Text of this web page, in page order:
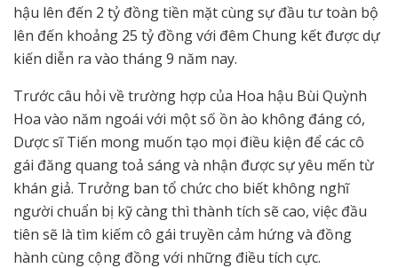
hậu lên đến 2 tỷ đồng tiền mặt cùng sự đầu tư toàn bộ
lên đến khoảng 25 tỷ đồng với đêm Chung kết được dự
kiến diễn ra vào tháng 9 năm nay.
Trước câu hỏi về trường hợp của Hoa hậu Bùi Quỳnh
Hoa vào năm ngoái với một số ồn ào không đáng có,
Dược sĩ Tiến mong muốn tạo mọi điều kiện để các cô
gái đăng quang toả sáng và nhận được sự yêu mến từ
khán giả. Trưởng ban tổ chức cho biết không nghĩ
người chuẩn bị kỹ càng thì thành tích sẽ cao, việc đầu
tiên sẽ là tìm kiếm cô gái truyền cảm hứng và đồng
hành cùng cộng đồng với những điều tích cực.